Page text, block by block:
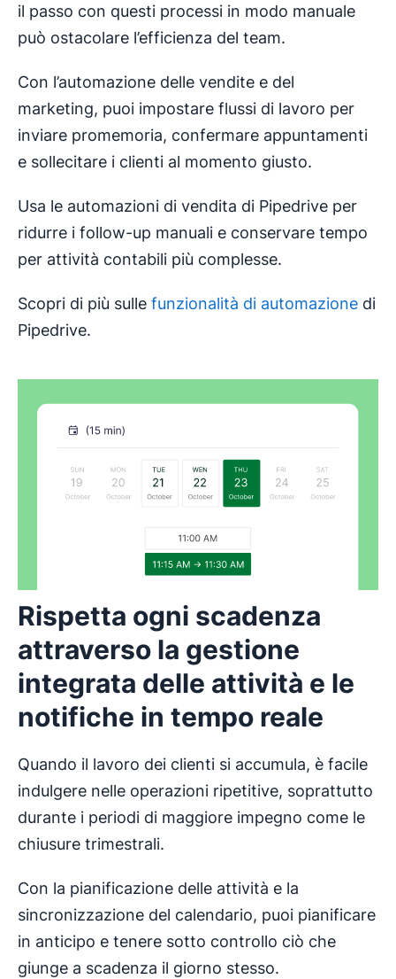
il passo con questi processi in modo manuale
può ostacolare l’efficienza del team.
Con l’automazione delle vendite e del
marketing, puoi impostare flussi di lavoro per
inviare promemoria, confermare appuntamenti
e sollecitare i clienti al momento giusto.
Usa le automazioni di vendita di Pipedrive per
ridurre i follow-up manuali e conservare tempo
per attività contabili più complesse.
Scopri di più sulle funzionalità di automazione di
Pipedrive.
Rispetta ogni scadenza
attraverso la gestione
integrata delle attività e le
notifiche in tempo reale
Quando il lavoro dei clienti si accumula, è facile
indulgere nelle operazioni ripetitive, soprattutto
durante i periodi di maggiore impegno come le
chiusure trimestrali.
Con la pianificazione delle attività e la
sincronizzazione del calendario, puoi pianificare
in anticipo e tenere sotto controllo ciò che
giunge a scadenza il giorno stesso.